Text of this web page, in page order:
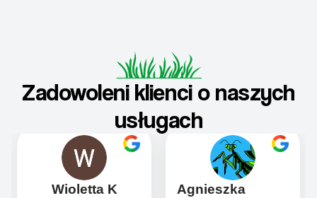
Zadowoleni klienci o naszych
usługach
Wioletta K
Agnieszka